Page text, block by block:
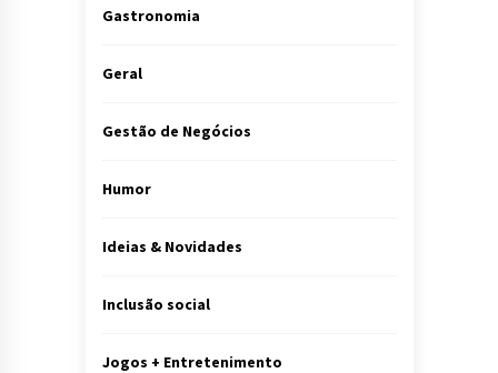
Gastronomia
Geral
Gestão de Negócios
Humor
Ideias & Novidades
Inclusão social
Jogos + Entretenimento